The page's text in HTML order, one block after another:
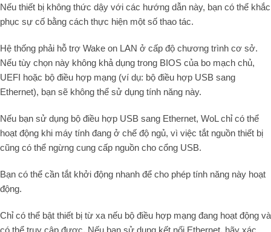
Nếu thiết bị không thức dậy với các hướng dẫn này, bạn có thể khắc
phục sự cố bằng cách thực hiện một số thao tác.
Hệ thống phải hỗ trợ Wake on LAN ở cấp độ chương trình cơ sở.
Nếu tùy chọn này không khả dụng trong BIOS của bo mạch chủ,
UEFI hoặc bộ điều hợp mạng (ví dụ: bộ điều hợp USB sang
Ethernet), bạn sẽ không thể sử dụng tính năng này.
Nếu bạn sử dụng bộ điều hợp USB sang Ethernet, WoL chỉ có thể
hoạt động khi máy tính đang ở chế độ ngủ, vì việc tắt nguồn thiết bị
cũng có thể ngừng cung cấp nguồn cho cổng USB.
Bạn có thể cần tắt khởi động nhanh để cho phép tính năng này hoạt
động.
Chỉ có thể bật thiết bị từ xa nếu bộ điều hợp mạng đang hoạt động và
có thể truy cập được. Nếu bạn sử dụng kết nối Ethernet, hãy xác